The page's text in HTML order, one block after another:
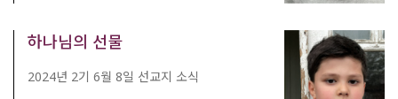
하나님의 선물
2024년 2기 6월 8일 선교지 소식